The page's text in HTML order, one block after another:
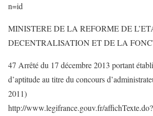
n=id
MINISTERE DE LA REFORME DE
DECENTRALISATION ET DE LA
47 Arrêté du 17 décembre 2013 portant
d’aptitude au titre du concours
2011)
http://www.legifrance.gouv.fr/affichTexte.do?